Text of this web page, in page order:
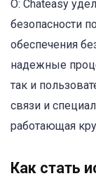
О: Chateasy
безопасности
обеспечения
надежные
так и
связи и
работающая
Как стать